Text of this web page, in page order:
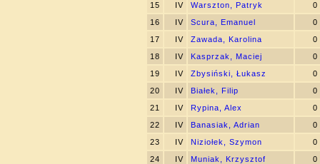
15
IV Warszton, Patryk
0
16
IV Scura, Emanuel
0
17
IV Zawada, Karolina
0
18
IV Kasprzak, Maciej
0
19
IV Zbysiński, Łukasz
0
20
IV Białek, Filip
0
21
IV Rypina, Alex
0
22
IV Banasiak, Adrian
0
23
IV Niziołek, Szymon
0
24
IV Muniak, Krzysztof
0